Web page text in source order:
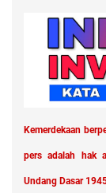
Kemerdekaan
pers adalah hak
Undang Dasar